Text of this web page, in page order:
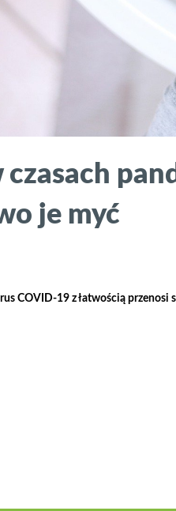
czasach
je myć
COVID-19 z łatwością